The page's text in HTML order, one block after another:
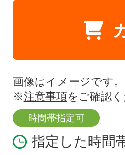
画像はイメージです。
※注意事項をご確認く
時間帯指定可
指定した時間